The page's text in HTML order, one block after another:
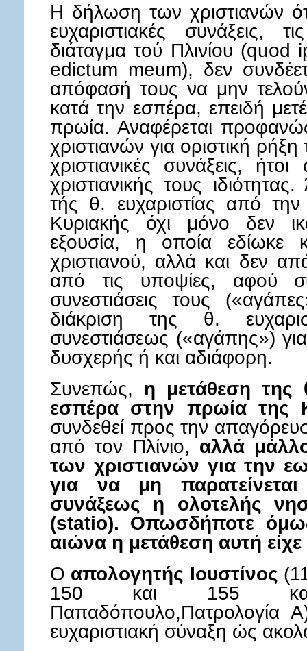
Η δήλωση των χριστιανών
ευχαριστιακές συνάξεις,
διάταγμα τού Πλινίου
edictum meum), δεν
απόφασή τους να μην
κατά την εσπέρα, επειδή
πρωία. Αναφέρεται
χριστιανών για οριστική
χριστιανικές συνάξεις,
χριστιανικής τους
τής θ. ευχαριστίας από
Κυριακής όχι μόνο δεν
εξουσία, η οποία εδίωκε
χριστιανού, αλλά και δεν
από τις υποψίες, αφού
συνεστιάσεις τους
διάκριση της θ.
συνεστιάσεως («αγάπης»)
δυσχερής ή και αδιάφορη.
Συνεπώς, η μετάθεση της
εσπέρα στην πρωία της
συνδεθεί προς την
από τον Πλίνιο, αλλά
των χριστιανών για την
για να μη
συνάξεως η ολοτελής
(statio). Οπωσδήποτε
αιώνα η μετάθεση αυτή
Ο απολογητής Ιουστίνος
150 και 155
Παπαδόπουλο,Πατρολογία
ευχαριστιακή σύναξη ώς